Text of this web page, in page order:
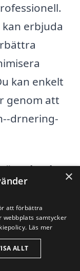
erbjuda
kan enkelt
genom att
drnering-
i
att
städer.
ha bra
×
att förbättra
webbplats samtycker
Läs mer
ALLT